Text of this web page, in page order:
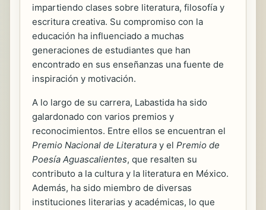
impartiendo clases sobre literatura, filosofía y
escritura creativa. Su compromiso con la
educación ha influenciado a muchas
generaciones de estudiantes que han
encontrado en sus enseñanzas una fuente de
inspiración y motivación.
A lo largo de su carrera, Labastida ha sido
galardonado con varios premios y
reconocimientos. Entre ellos se encuentran el
Premio Nacional de Literatura y el Premio de
Poesía Aguascalientes, que resalten su
contributo a la cultura y la literatura en México.
Además, ha sido miembro de diversas
instituciones literarias y académicas, lo que